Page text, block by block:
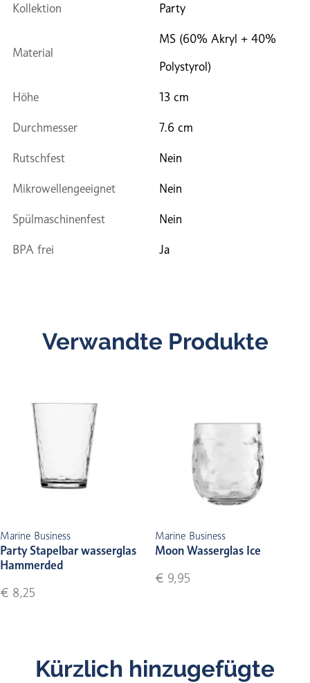
Kollektion Party
Material
MS (60% Akryl + 40%
Polystyrol)
Höhe 13 cm
Durchmesser 7.6 cm
Rutschfest Nein
Mikrowellengeeignet Nein
Spülmaschinenfest Nein
BPA frei Ja
Verwandte Produkte
Marine Business
Party Stapelbar wasserglas
Hammerded
€ 8,25
Marine Business
Moon Wasserglas Ice
€ 9,95
Kürzlich hinzugefügte